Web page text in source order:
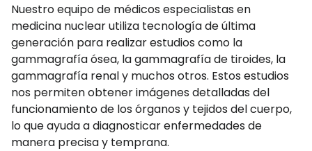
Nuestro equipo de médicos especialistas en
medicina nuclear utiliza tecnología de última
generación para realizar estudios como la
gammagrafía ósea, la gammagrafía de tiroides, la
gammagrafía renal y muchos otros. Estos estudios
nos permiten obtener imágenes detalladas del
funcionamiento de los órganos y tejidos del cuerpo,
lo que ayuda a diagnosticar enfermedades de
manera precisa y temprana.